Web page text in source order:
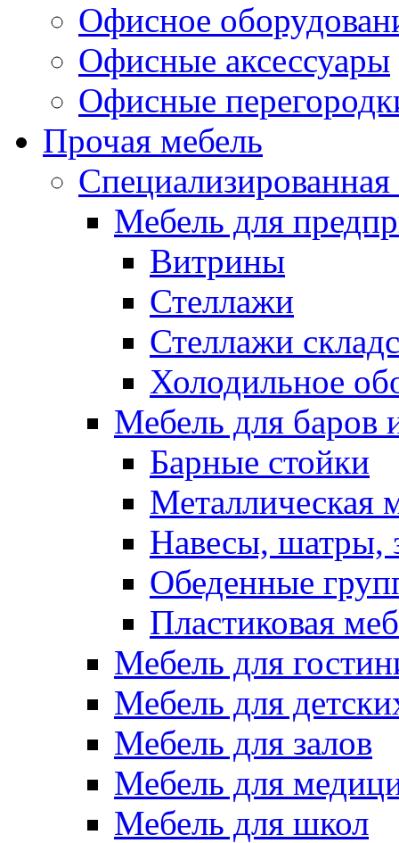
Офисное
Офисные аксессуары
Офисные
Прочая мебель
Специализированная
Мебель для
Витрины
Стеллажи
Стеллажи
Холодильное
Мебель для баров
Барные стойки
Металлическая
Навесы, шатры,
Обеденные
Пластиковая
Мебель для
Мебель для
Мебель для залов
Мебель для
Мебель для школ